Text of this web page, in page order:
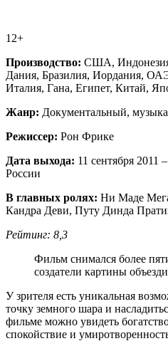
12+
Производство: США,
Дания, Бразилия, Иордания,
Италия, Гана, Египет, Китай,
Жанр: Документальный, музыка
Режиссер: Рон Фрике
Дата выхода: 11 сентября 2011
России
В главных ролях: Ни Маде
Кандра Деви, Путу Динда
Рейтинг: 8,3
Фильм снимался более
создатели картины
У зрителя есть уникальная
точку земного шара и
фильме можно увидеть
спокойствие и